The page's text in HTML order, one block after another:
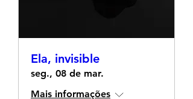
Ela, invisible
seg., 08 de mar.
Mais informações